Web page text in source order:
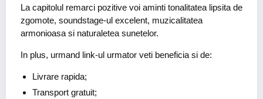
La capitolul remarci pozitive voi aminti tonalitatea lipsita de
zgomote, soundstage-ul excelent, muzicalitatea
armonioasa si naturaletea sunetelor.
In plus, urmand link-ul urmator veti beneficia si de:
Livrare rapida;
Transport gratuit;